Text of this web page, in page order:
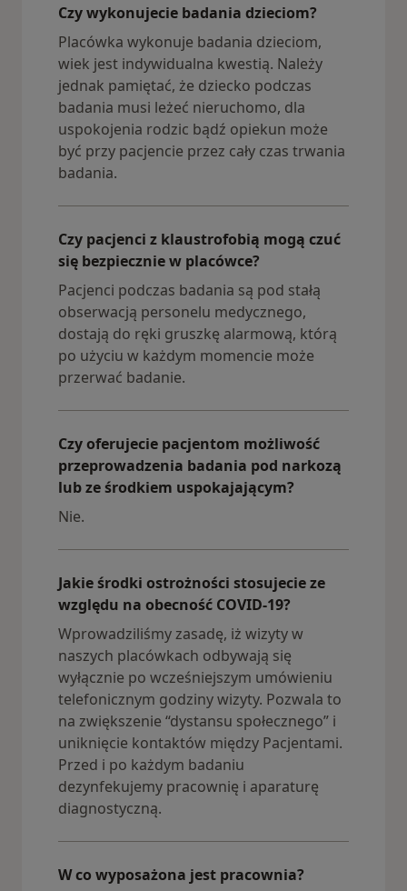
Czy wykonujecie badania dzieciom?
Placówka wykonuje badania dzieciom,
wiek jest indywidualna kwestią. Należy
jednak pamiętać, że dziecko podczas
badania musi leżeć nieruchomo, dla
uspokojenia rodzic bądź opiekun może
być przy pacjencie przez cały czas trwania
badania.
Czy pacjenci z klaustrofobią mogą czuć
się bezpiecznie w placówce?
Pacjenci podczas badania są pod stałą
obserwacją personelu medycznego,
dostają do ręki gruszkę alarmową, którą
po użyciu w każdym momencie może
przerwać badanie.
Czy oferujecie pacjentom możliwość
przeprowadzenia badania pod narkozą
lub ze środkiem uspokajającym?
Nie.
Jakie środki ostrożności stosujecie ze
względu na obecność COVID-19?
Wprowadziliśmy zasadę, iż wizyty w
naszych placówkach odbywają się
wyłącznie po wcześniejszym umówieniu
telefonicznym godziny wizyty. Pozwala to
na zwiększenie “dystansu społecznego” i
uniknięcie kontaktów między Pacjentami.
Przed i po każdym badaniu
dezynfekujemy pracownię i aparaturę
diagnostyczną.
W co wyposażona jest pracownia?